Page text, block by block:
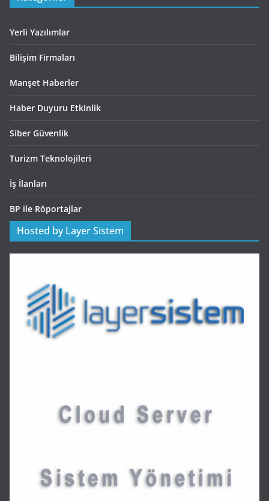
Yerli Yazılımlar
Bilişim Firmaları
Manşet Haberler
Haber Duyuru Etkinlik
Siber Güvenlik
Turizm Teknolojileri
İş İlanları
BP ile Röportajlar
Hosted by Layer Sistem